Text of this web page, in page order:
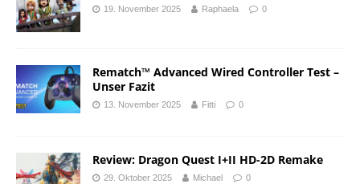
19. November 2025 Raphaela 0
Rematch™ Advanced Wired Controller Test –
Unser Fazit
13. November 2025 Fitti 0
Review: Dragon Quest I+II HD-2D Remake
29. Oktober 2025 Michael 0